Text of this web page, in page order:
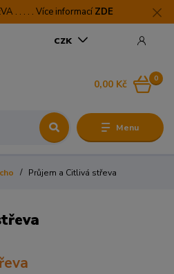
. . . . . Více informací ZDE
Menu
CZK
0
0,00 Kč
Průjem a Citlivá střeva